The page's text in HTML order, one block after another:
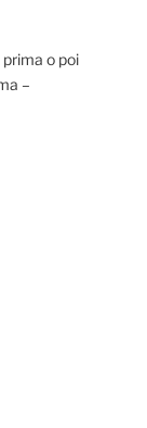
o poi
–